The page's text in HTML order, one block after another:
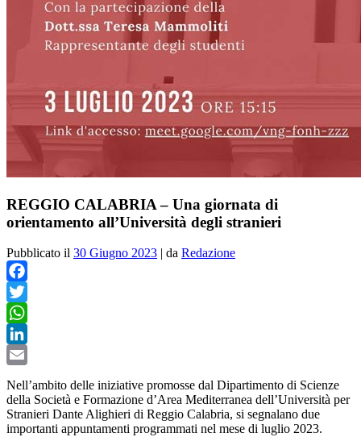
REGGIO CALABRIA – Una giornata di
orientamento all’Università degli stranieri
Pubblicato il 30 Giugno 2023 | da Redazione
Facebook
Twitter
WhatsApp
LinkedIn
Nell’ambito delle iniziative promosse dal Dipartimento di Scienze
della Società e Formazione d’Area Mediterranea dell’Università per
Stranieri Dante Alighieri di Reggio Calabria, si segnalano due
importanti appuntamenti programmati nel mese di luglio 2023.